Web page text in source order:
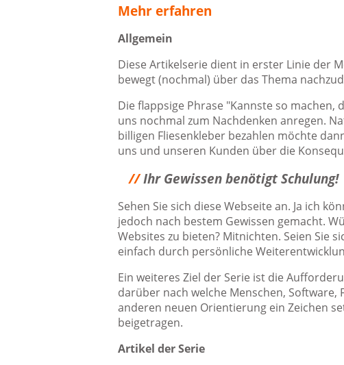
Mehr erfahren
Allgemein
Diese Artikelserie dient in erster Linie der
bewegt (nochmal) über das Thema
Die flappsige Phrase "Kannste so
uns nochmal zum Nachdenken anregen.
billigen Fliesenkleber bezahlen möchte
uns und unseren Kunden über die
//Ihr Gewissen benötigt Schulung!
Sehen Sie sich diese Webseite an. Ja ich
jedoch nach bestem Gewissen gemacht.
Websites zu bieten? Mitnichten. Seien Sie
einfach durch persönliche
Ein weiteres Ziel der Serie ist die
darüber nach welche Menschen,
anderen neuen Orientierung ein Zeichen
beigetragen.
Artikel der Serie